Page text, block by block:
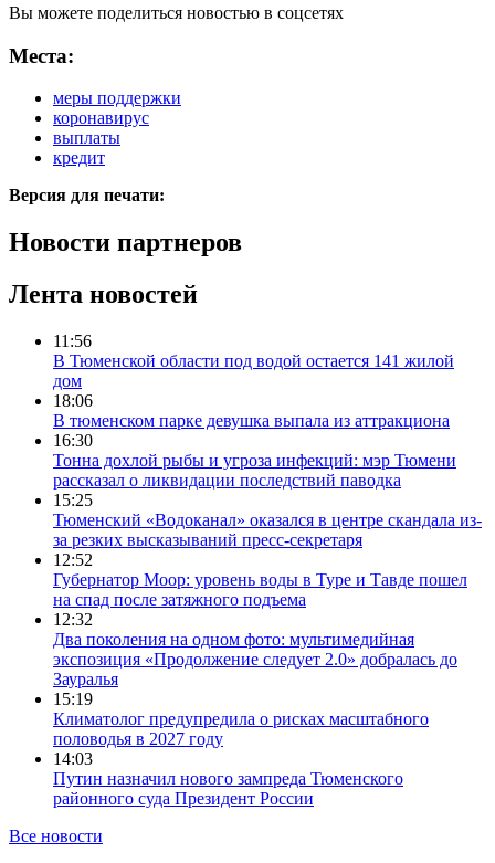
Вы можете поделиться новостью в соцсетях
Места:
меры поддержки
коронавирус
выплаты
кредит
Версия для печати:
Новости партнеров
Лента новостей
11:56
В Тюменской области под водой остается 141 жилой
дом
18:06
В тюменском парке девушка выпала из аттракциона
16:30
Тонна дохлой рыбы и угроза инфекций: мэр Тюмени
рассказал о ликвидации последствий паводка
15:25
Тюменский «Водоканал» оказался в центре скандала из-
за резких высказываний пресс-секретаря
12:52
Губернатор Моор: уровень воды в Туре и Тавде пошел
на спад после затяжного подъема
12:32
Два поколения на одном фото: мультимедийная
экспозиция «Продолжение следует 2.0» добралась до
Зауралья
15:19
Климатолог предупредила о рисках масштабного
половодья в 2027 году
14:03
Путин назначил нового зампреда Тюменского
районного суда Президент России
Все новости